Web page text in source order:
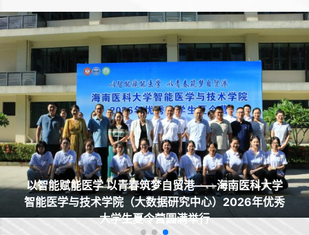
+生物医学数据”医工融合的核心目标，构
筑“智能+医学”跨学科教学、科研和育人体
系。...
深化校企合作 共促协同发展——智能医学与技术学院
（大数据研究中心）与海南金域举行校企合作座谈会